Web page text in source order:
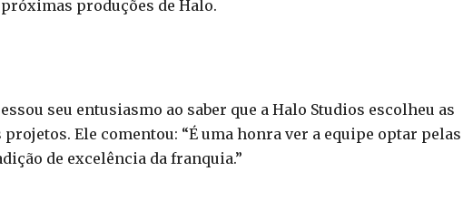
produções de Halo.
seu entusiasmo ao saber que a Halo Studios escolheu as
Ele comentou: “É uma honra ver a equipe optar pelas
de excelência da franquia.”